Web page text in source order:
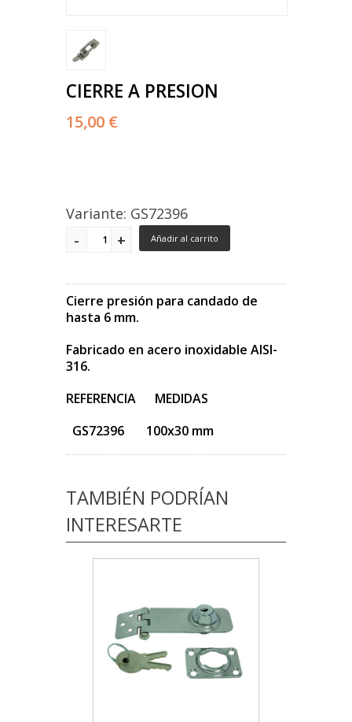
CIERRE A PRESION
15,00 €
Variante: GS72396
Añadir al carrito
Cierre presión para candado de
hasta 6 mm.
Fabricado en acero inoxidable AISI-
316.
REFERENCIA MEDIDAS
GS72396 100x30 mm
TAMBIÉN PODRÍAN
INTERESARTE